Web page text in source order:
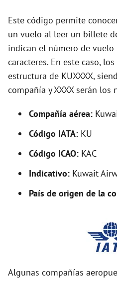
i
Este código permite
un vuelo al leer un billete
indican el número de vuelo
caracteres. En este caso,
estructura de KUXXXX,
compañía y XXXX serán los
Compañía aérea:
Código IATA: KU
Código ICAO: KAC
Indicativo: Kuwait
País de origen de la
Algunas compañías